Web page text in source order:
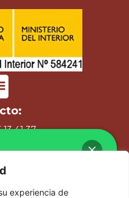
experiencia de
41 37
00 56 71
44 74 62